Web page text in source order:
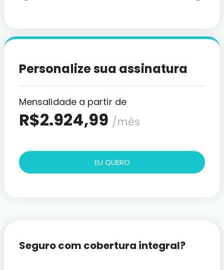
Personalize sua assinatura
Mensalidade a partir de
R$2.924,99 /mês
EU QUERO
Seguro com cobertura integral?